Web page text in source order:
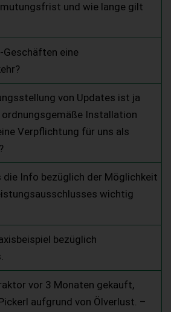
und wie lange gilt
Geschäften eine
von Updates ist ja
Installation
Verpflichtung für uns als
die Info bezüglich der Möglichkeit
wichtig
bezüglich
vor 3 Monaten gekauft,
aufgrund von Ölverlust. –